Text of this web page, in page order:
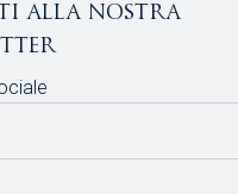
alla nostra